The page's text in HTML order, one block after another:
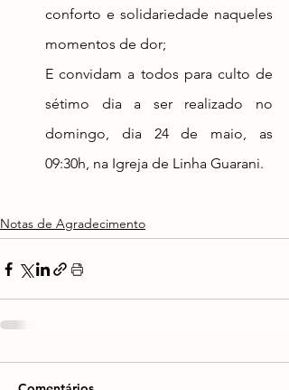
conforto e solidariedade naqueles
momentos de dor;
E convidam a todos para culto de
sétimo dia a ser realizado no
domingo, dia 24 de maio, as
09:30h, na Igreja de Linha Guarani.
Notas de Agradecimento